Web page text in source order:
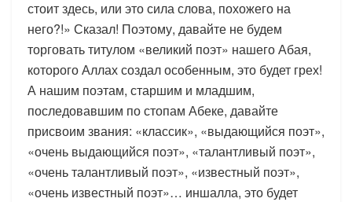
стоит здесь, или это сила слова, похожего на
него?!» Сказал! Поэтому, давайте не будем
торговать титулом «великий поэт» нашего Абая,
которого Аллах создал особенным, это будет грех!
А нашим поэтам, старшим и младшим,
последовавшим по стопам Абеке, давайте
присвоим звания: «классик», «выдающийся поэт»,
«очень выдающийся поэт», «талантливый поэт»,
«очень талантливый поэт», «известный поэт»,
«очень известный поэт»… иншалла, это будет